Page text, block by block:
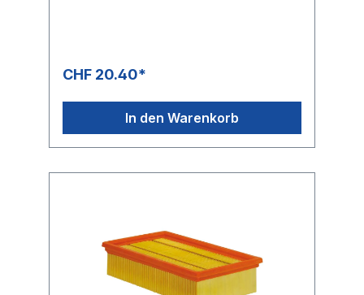
CHF 20.40*
In den Warenkorb